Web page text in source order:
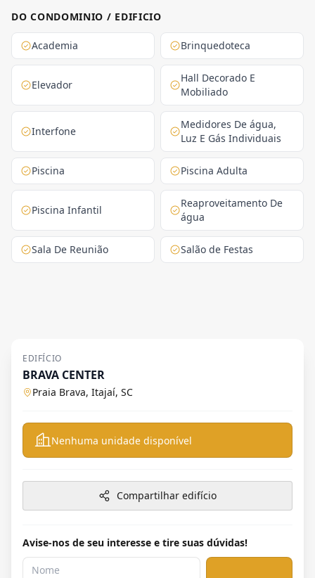
DO CONDOMINIO / EDIFICIO
Academia Brinquedoteca
Elevador
Hall Decorado E
Mobiliado
Interfone
Medidores De água,
Luz E Gás Individuais
Piscina Piscina Adulta
Piscina Infantil
Reaproveitamento De
água
Sala De Reunião Salão de Festas
EDIFÍCIO
BRAVA CENTER
Praia Brava, Itajaí, SC
Nenhuma unidade disponível
Compartilhar edifício
Avise-nos de seu interesse e tire suas dúvidas!